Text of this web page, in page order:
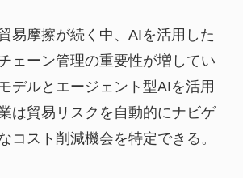
易摩擦が続く中、AIを活用した
ェーン管理の重要性が増してい
デルとエージェント型AIを活用
は貿易リスクを自動的にナビゲ
コスト削減機会を特定できる。